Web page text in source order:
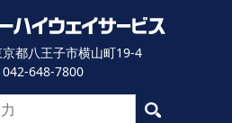
都八王子市横山町19-4
042-648-7800